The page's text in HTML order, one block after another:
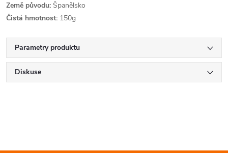
Země původu: Španělsko
Čistá hmotnost: 150g
Parametry produktu
Diskuse